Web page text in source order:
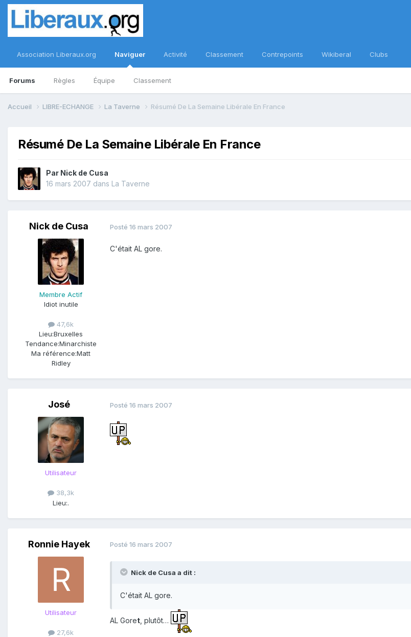
Association Liberaux.org Naviguer
Forums Règles Équipe Classement
Activité Classement Contrepoints Wikiberal Clubs
Accueil LIBRE-ECHANGE La Taverne Résumé De La Semaine Libérale En France
Résumé De La Semaine Libérale En France
Par Nick de Cusa
16 mars 2007 dans La Taverne
Nick de Cusa
Membre Actif
Idiot inutile
47,6k
Lieu:Bruxelles
Tendance:Minarchiste
Ma référence:Matt
Ridley
Posté 16 mars 2007
C'était AL gore.
José
Utilisateur
38,3k
Lieu:.
Posté 16 mars 2007
Ronnie Hayek
Utilisateur
27,6k
Posté 16 mars 2007
Nick de Cusa a dit :
C'était AL gore.
AL Goret , plutôt…